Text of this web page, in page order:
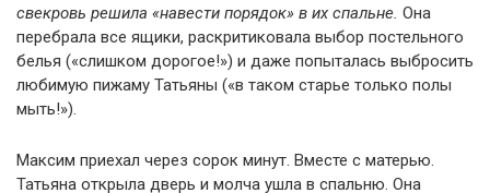
свекровь решила «навести порядок» в их спальне. Она
перебрала все ящики, раскритиковала выбор постельного
белья («слишком дорогое!») и даже попыталась выбросить
любимую пижаму Татьяны («в таком старье только полы
мыть!»).
Максим приехал через сорок минут. Вместе с матерью.
Татьяна открыла дверь и молча ушла в спальню. Она